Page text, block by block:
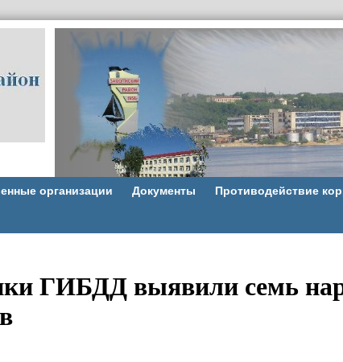
организации Документы Противодействие
ГИБДД выявили семь